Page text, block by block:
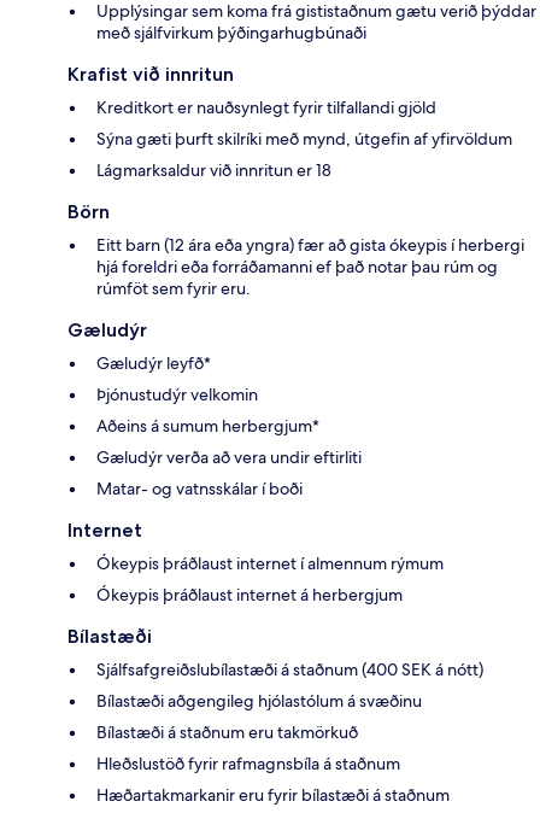
Upplýsingar sem koma frá gististaðnum gætu verið þýddar
með sjálfvirkum þýðingarhugbúnaði
Krafist við innritun
Kreditkort er nauðsynlegt fyrir tilfallandi gjöld
Sýna gæti þurft skilríki með mynd, útgefin af yfirvöldum
Lágmarksaldur við innritun er 18
Börn
Eitt barn (12 ára eða yngra) fær að gista ókeypis í herbergi
hjá foreldri eða forráðamanni ef það notar þau rúm og
rúmföt sem fyrir eru.
Gæludýr
Gæludýr leyfð*
Þjónustudýr velkomin
Aðeins á sumum herbergjum*
Gæludýr verða að vera undir eftirliti
Matar- og vatnsskálar í boði
Internet
Ókeypis þráðlaust internet í almennum rýmum
Ókeypis þráðlaust internet á herbergjum
Bílastæði
Sjálfsafgreiðslubílastæði á staðnum (400 SEK á nótt)
Bílastæði aðgengileg hjólastólum á svæðinu
Bílastæði á staðnum eru takmörkuð
Hleðslustöð fyrir rafmagnsbíla á staðnum
Hæðartakmarkanir eru fyrir bílastæði á staðnum